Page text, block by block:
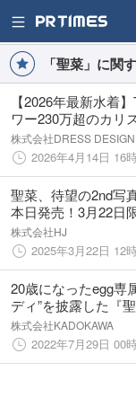
「聖菜」に関
【2026年最新水着
ワー230万超のカリ
萌々・かとみかが魅
クション
株式会社DRESS
2026年4月14日 16
聖菜、待望の2nd写
本日発売！3月22日
株式会社HJ
2025年3月22日 12
20歳になったegg専
ディ”を披露した『
2022年9 月7日(水)に
株式会社KADOKAWA
2022年7月29日 00